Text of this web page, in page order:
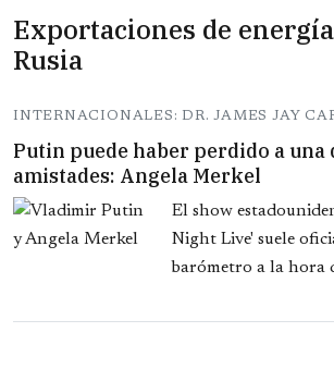
Exportaciones de
Rusia
INTERNACIONALES: DR. JAMES JAY
Putin puede haber perdido a una
amistades: Angela Merkel
El show
Night Live' suele
barómetro a la hora